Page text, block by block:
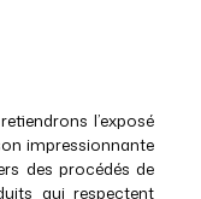
l’exposé
impressionnante
des procédés de
qui respectent